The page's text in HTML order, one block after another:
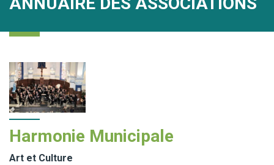
Harmonie Municipale
Art et Culture